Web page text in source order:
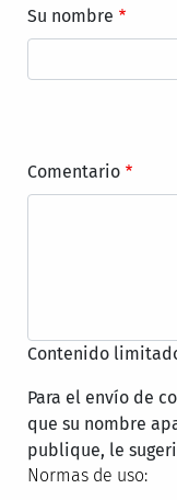
Su nombre
Comentario
Contenido
Para el envío de
que su nombre
publique, le
Normas de uso: